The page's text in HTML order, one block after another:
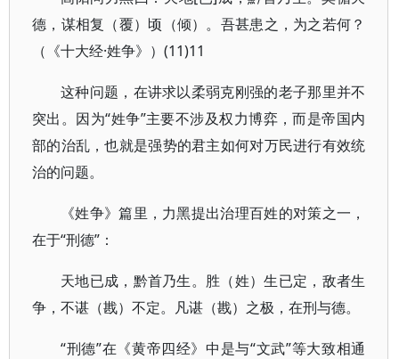
德，谋相复（覆）顷（倾）。吾甚患之，为之若何？
（《十大经·姓争》）(11)11
这种问题，在讲求以柔弱克刚强的老子那里并不
突出。因为“姓争”主要不涉及权力博弈，而是帝国内
部的治乱，也就是强势的君主如何对万民进行有效统
治的问题。
《姓争》篇里，力黑提出治理百姓的对策之一，
在于“刑德”：
天地已成，黔首乃生。胜（姓）生已定，敌者生
争，不谌（戡）不定。凡谌（戡）之极，在刑与德。
“刑德”在《黄帝四经》中是与“文武”等大致相通